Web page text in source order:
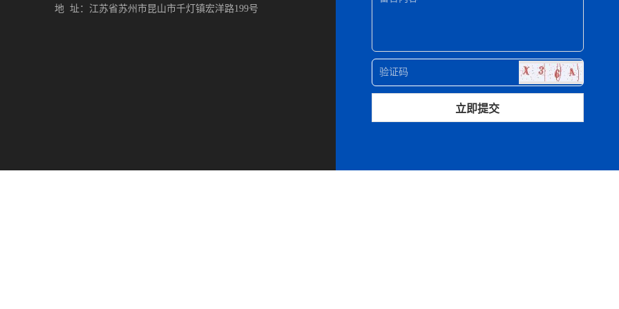
地 址：江苏省苏州市昆山市千灯镇宏洋路199号